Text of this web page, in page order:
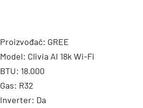
Proizvođač: GREE
Model: Clivia AI 18k Wi-Fi
BTU: 18.000
Gas: R32
Inverter: Da